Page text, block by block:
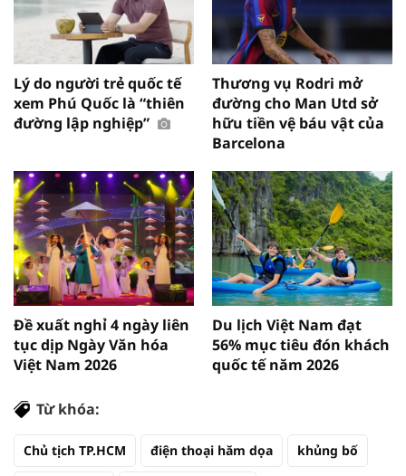
Lý do người trẻ quốc tế
xem Phú Quốc là “thiên
đường lập nghiệp”
Thương vụ Rodri mở
đường cho Man Utd sở
hữu tiền vệ báu vật của
Barcelona
Đề xuất nghỉ 4 ngày liên
tục dịp Ngày Văn hóa
Việt Nam 2026
Du lịch Việt Nam đạt
56% mục tiêu đón khách
quốc tế năm 2026
Từ khóa:
Chủ tịch TP.HCM điện thoại hăm dọa khủng bố